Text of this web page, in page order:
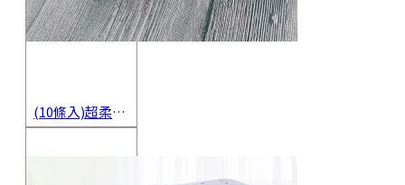
(10條入)超柔軟抹布 不沾油洗碗巾 多用途擦拭布